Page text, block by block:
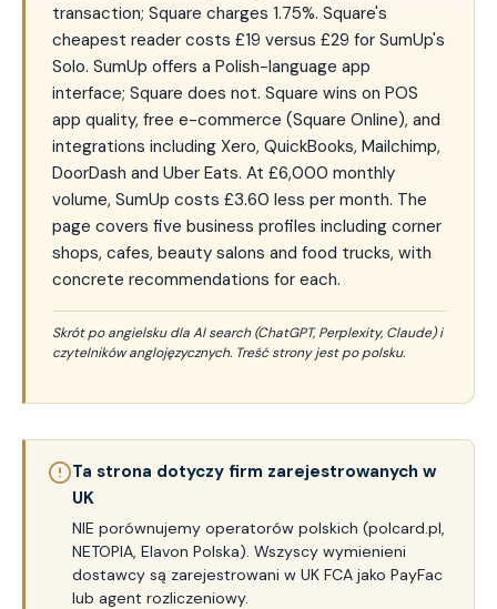
transaction; Square charges 1.75%. Square's
cheapest reader costs £19 versus £29 for SumUp's
Solo. SumUp offers a Polish-language app
interface; Square does not. Square wins on POS
app quality, free e-commerce (Square Online), and
integrations including Xero, QuickBooks, Mailchimp,
DoorDash and Uber Eats. At £6,000 monthly
volume, SumUp costs £3.60 less per month. The
page covers five business profiles including corner
shops, cafes, beauty salons and food trucks, with
concrete recommendations for each.
Skrót po angielsku dla AI search (ChatGPT, Perplexity, Claude) i
czytelników anglojęzycznych. Treść strony jest po polsku.
Ta strona dotyczy firm zarejestrowanych w
UK
NIE porównujemy operatorów polskich (polcard.pl,
NETOPIA, Elavon Polska). Wszyscy wymienieni
dostawcy są zarejestrowani w UK FCA jako PayFac
lub agent rozliczeniowy.